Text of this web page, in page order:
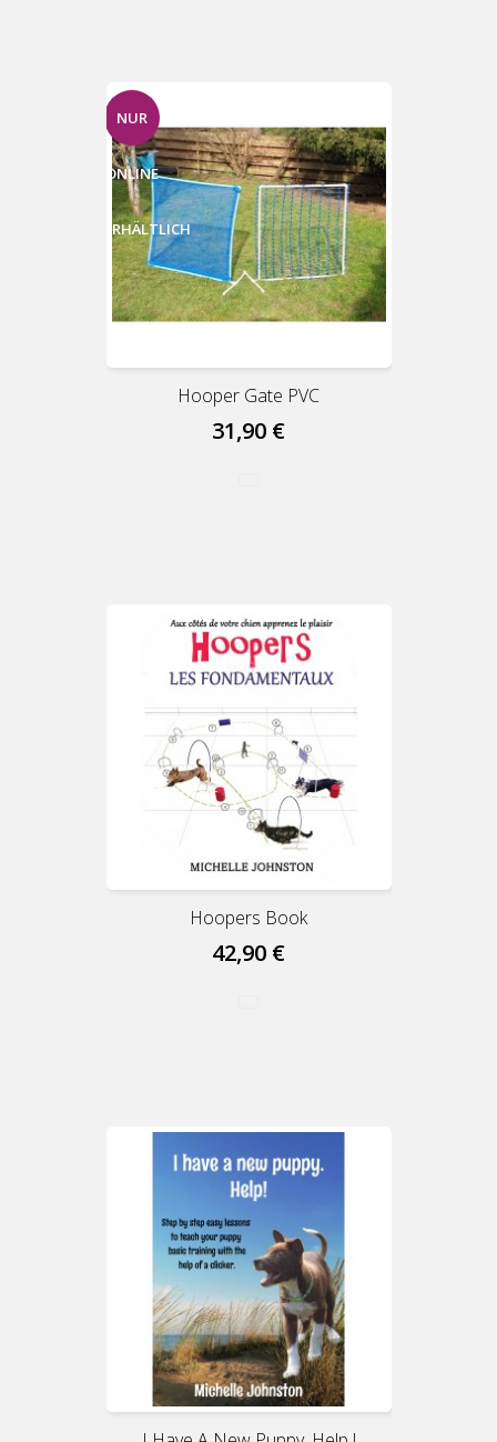
NUR
ONLINE
ERHÄLTLICH
Hooper Gate PVC
31,90 €
Hoopers Book
42,90 €